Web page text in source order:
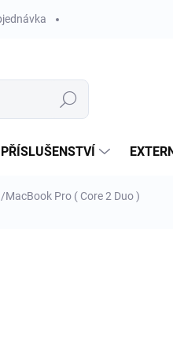
Hledat
PŘÍSLUŠENSTVÍ
MacBook Pro ( Core 2 Duo )